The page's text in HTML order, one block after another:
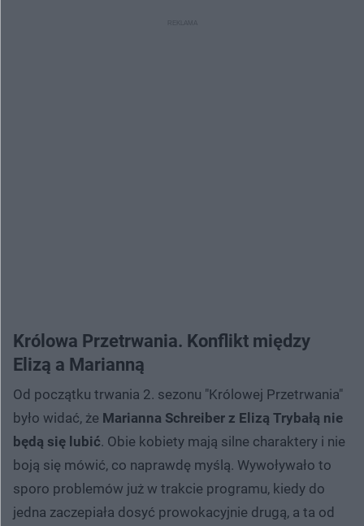
Królowa Przetrwania. Konflikt między
Elizą a Marianną
Od początku trwania 2. sezonu "Królowej Przetrwania"
było widać, że Marianna Schreiber z Elizą Trybałą nie
będą się lubić. Obie kobiety mają silne charaktery i nie
boją się mówić, co naprawdę myślą. Wywoływało to
sporo problemów już w trakcie programu, kiedy do
jedna zaczepiała dosyć prowokacyjnie drugą, a ta od